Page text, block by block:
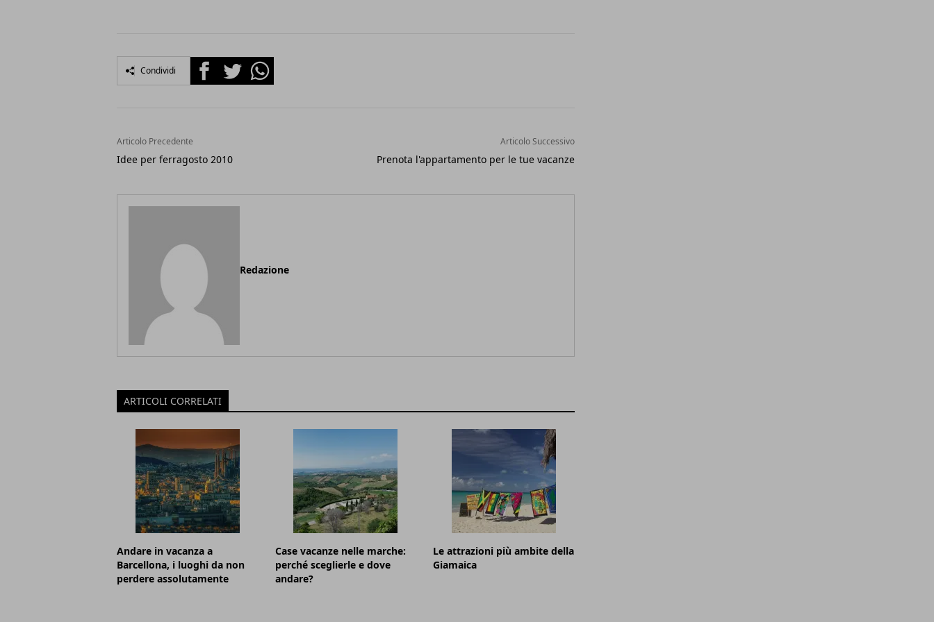
Condividi FacebookTwitterWhatsapp
Articolo Precedente
Idee per ferragosto 2010
Articolo Successivo
Prenota l'appartamento per le tue vacanze
Redazione
ARTICOLI CORRELATI
Andare in vacanza a
Barcellona, i luoghi da non
perdere assolutamente
Case vacanze nelle marche:
perché sceglierle e dove
andare?
Le attrazioni più ambite della
Giamaica